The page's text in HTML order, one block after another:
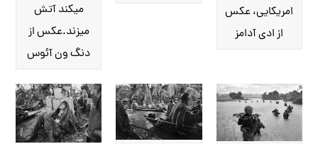
می‎کند آتش
می‎زند.عکس از
دنگ ون آئوس
امریکایی، عکس
از ادی آدامز